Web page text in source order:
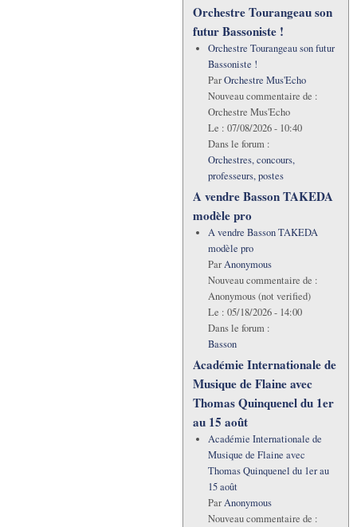
Orchestre Tourangeau son
futur Bassoniste !
Orchestre Tourangeau son futur
Bassoniste !
ParOrchestre Mus'Echo
Nouveau commentaire de :
Orchestre Mus'Echo
Le : 07/08/2026 - 10:40
Dans le forum :
Orchestres, concours,
professeurs, postes
A vendre Basson TAKEDA
modèle pro
A vendre Basson TAKEDA
modèle pro
ParAnonymous
Nouveau commentaire de :
Anonymous (not verified)
Le : 05/18/2026 - 14:00
Dans le forum :
Basson
Académie Internationale de
Musique de Flaine avec
Thomas Quinquenel du 1er
au 15 août
Académie Internationale de
Musique de Flaine avec
Thomas Quinquenel du 1er au
15 août
ParAnonymous
Nouveau commentaire de :